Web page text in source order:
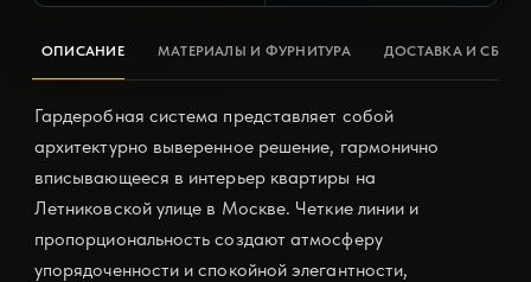
ОПИСАНИЕ МАТЕРИАЛЫ И ФУРНИТУРА ДОСТАВКА И
Гардеробная система представляет собой
архитектурно выверенное решение, гармонично
вписывающееся в интерьер квартиры на
Летниковской улице в Москве. Четкие линии и
пропорциональность создают атмосферу
упорядоченности и спокойной элегантности,